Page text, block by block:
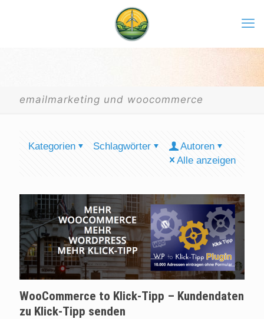
emailmarketing und woocommerce
Kategorien Schlagwörter
Autoren
Alle anzeigen
WooCommerce to Klick-Tipp – Kundendaten
zu Klick-Tipp senden